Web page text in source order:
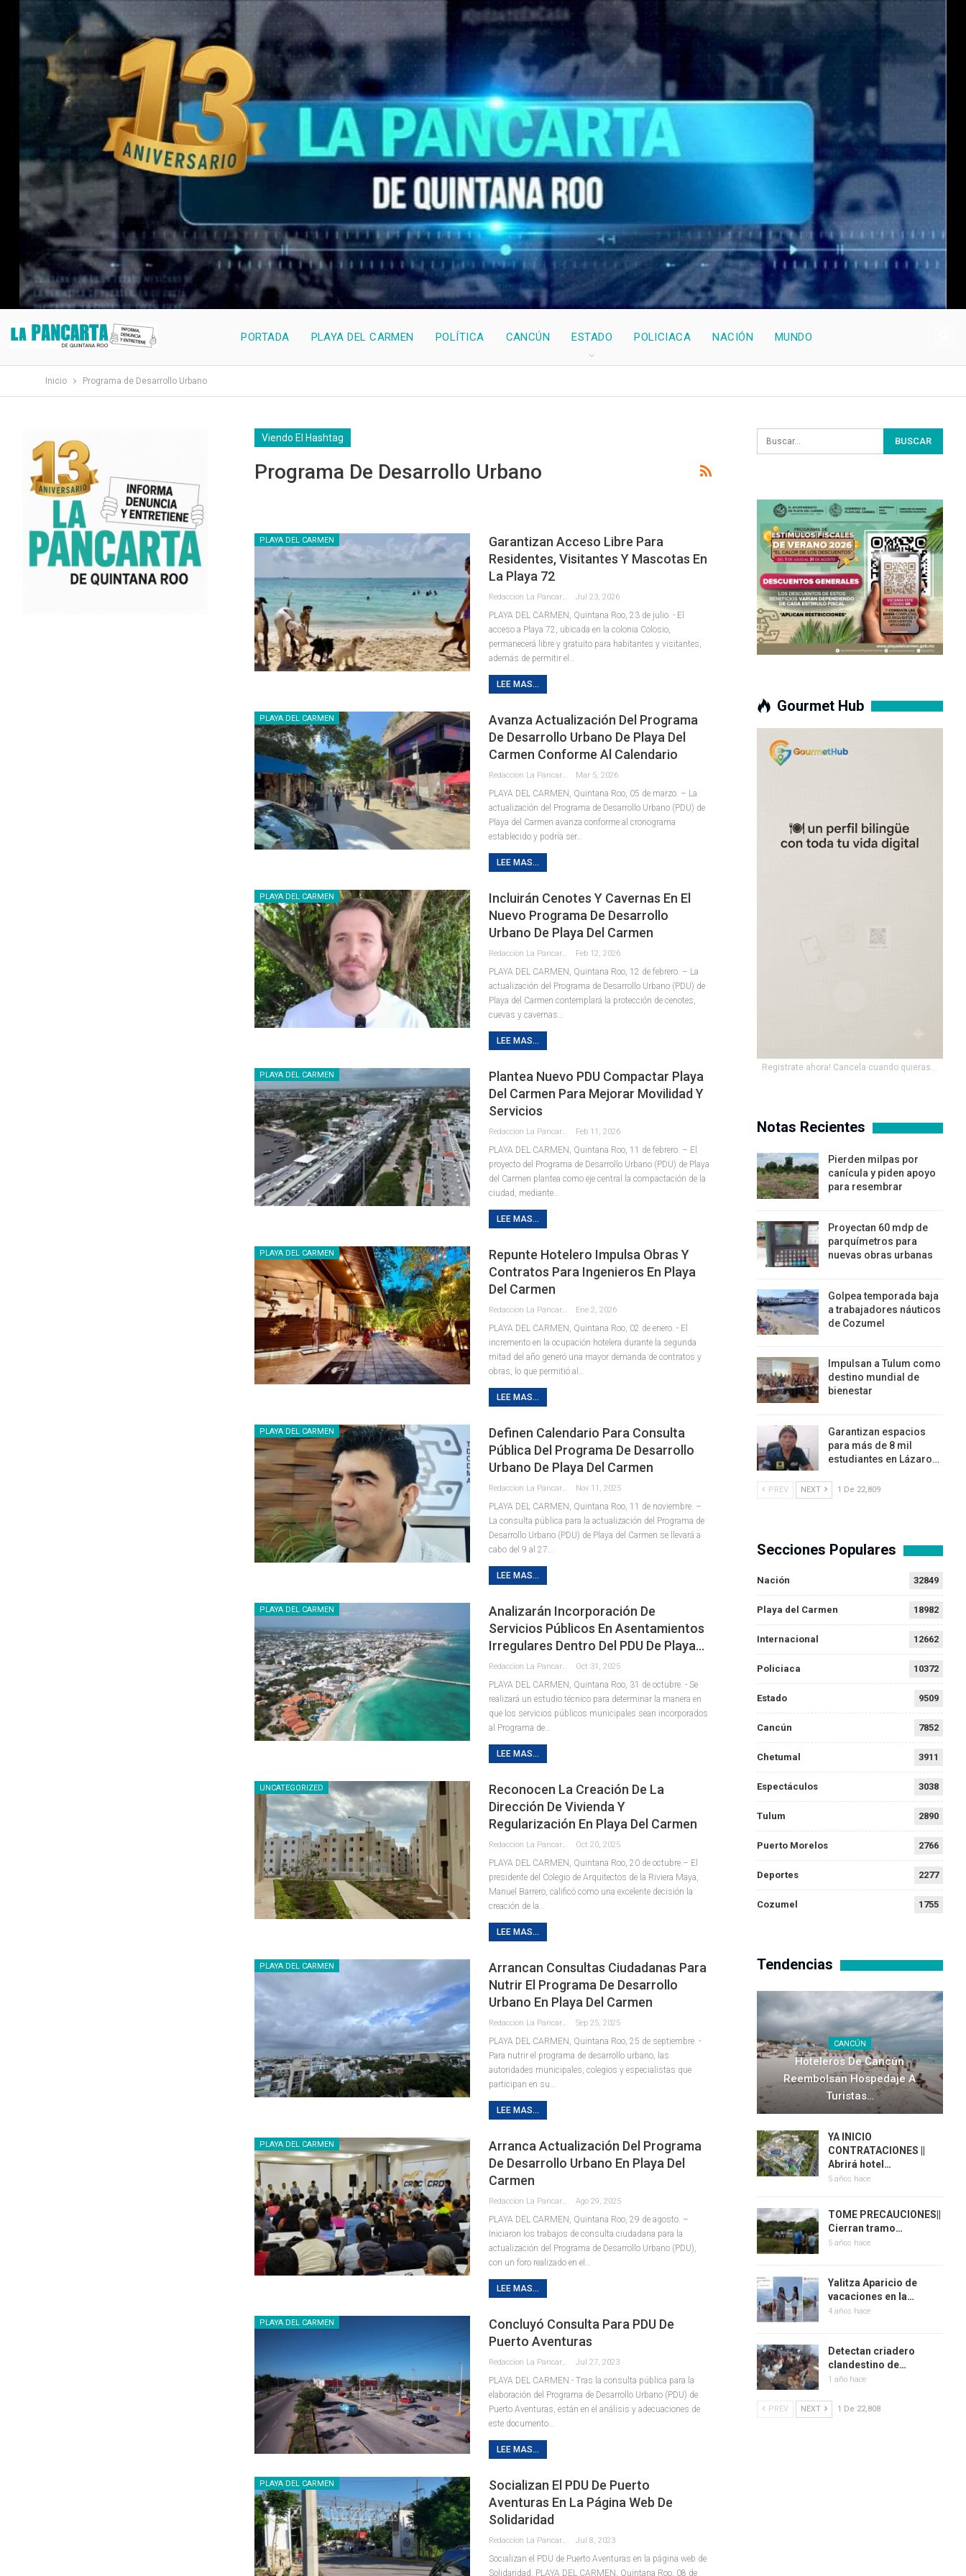
PORTADA PLAYA DEL CARMEN POLÍTICA CANCÚN ESTADO POLICIACA NACIÓN MUNDO
Inicio Programa de Desarrollo Urbano
Viendo El Hashtag
Programa De Desarrollo Urbano
PLAYA DEL CARMEN
Garantizan Acceso Libre Para
Residentes, Visitantes Y Mascotas En
La Playa 72
Jul 23, 2026
PLAYA DEL CARMEN, Quintana Roo, 23 de julio. - El
acceso a Playa 72, ubicada en la colonia Colosio,
permanecerá libre y gratuito para habitantes y visitantes,
además de permitir el
LEE MAS...
PLAYA DEL CARMEN
Avanza Actualización Del Programa
De Desarrollo Urbano De Playa Del
Carmen Conforme Al Calendario
Mar 5, 2026
PLAYA DEL CARMEN, Quintana Roo, 05 de marzo. – La
actualización del Programa de Desarrollo Urbano (PDU) de
Playa del Carmen avanza conforme al cronograma
establecido y podría ser…
LEE MAS...
PLAYA DEL CARMEN
Incluirán Cenotes Y Cavernas En El
Nuevo Programa De Desarrollo
Urbano De Playa Del Carmen
Feb 12, 2026
PLAYA DEL CARMEN, Quintana Roo, 12 de febrero. – La
actualización del Programa de Desarrollo Urbano (PDU) de
Playa del Carmen contemplará la protección de cenotes,
cuevas y cavernas
LEE MAS...
PLAYA DEL CARMEN
Plantea Nuevo PDU Compactar Playa
Del Carmen Para Mejorar Movilidad Y
Servicios
Feb 11, 2026
PLAYA DEL CARMEN, Quintana Roo, 11 de febrero. – El
proyecto del Programa de Desarrollo Urbano (PDU) de Playa
del Carmen plantea como eje central la compactación de la
ciudad, mediante
LEE MAS...
PLAYA DEL CARMEN
Repunte Hotelero Impulsa Obras Y
Contratos Para Ingenieros En Playa
Del Carmen
Ene 2, 2026
PLAYA DEL CARMEN, Quintana Roo, 02 de enero. - El
incremento en la ocupación hotelera durante la segunda
mitad del año generó una mayor demanda de contratos y
obras, lo que permitió al
LEE MAS...
PLAYA DEL CARMEN
Definen Calendario Para Consulta
Pública Del Programa De Desarrollo
Urbano De Playa Del Carmen
Nov 11, 2025
PLAYA DEL CARMEN, Quintana Roo, 11 de noviembre. –
La consulta pública para la actualización del Programa de
Desarrollo Urbano (PDU) de Playa del Carmen se llevará a
cabo del 9 al 27
LEE MAS...
PLAYA DEL CARMEN
Analizarán Incorporación De
Servicios Públicos En Asentamientos
Irregulares Dentro Del PDU De Playa…
Oct 31, 2025
PLAYA DEL CARMEN, Quintana Roo, 31 de octubre. - Se
realizará un estudio técnico para determinar la manera en
que los servicios públicos municipales sean incorporados
al Programa de
LEE MAS...
UNCATEGORIZED
Reconocen La Creación De La
Dirección De Vivienda Y
Regularización En Playa Del Carmen
Oct 20, 2025
PLAYA DEL CARMEN, Quintana Roo, 20 de octubre.– El
presidente del Colegio de Arquitectos de la Riviera Maya,
Manuel Barrero, calificó como una excelente decisión la
creación de la
LEE MAS...
PLAYA DEL CARMEN
Arrancan Consultas Ciudadanas Para
Nutrir El Programa De Desarrollo
Urbano En Playa Del Carmen
Sep 25, 2025
PLAYA DEL CARMEN, Quintana Roo, 25 de septiembre. -
Para nutrir el programa de desarrollo urbano, las
autoridades municipales, colegios y especialistas que
participan en su
LEE MAS...
PLAYA DEL CARMEN
Arranca Actualización Del Programa
De Desarrollo Urbano En Playa Del
Carmen
Ago 29, 2025
PLAYA DEL CARMEN, Quintana Roo, 29 de agosto. –
Iniciaron los trabajos de consulta ciudadana para la
actualización del Programa de Desarrollo Urbano (PDU),
con un foro realizado en el
LEE MAS...
PLAYA DEL CARMEN
Concluyó Consulta Para PDU De
Puerto Aventuras
Jul 27, 2023
PLAYA DEL CARMEN.- Tras la consulta pública para la
elaboración del Programa de Desarrollo Urbano (PDU) de
Puerto Aventuras, están en el análisis y adecuaciones de
este documento
LEE MAS...
PLAYA DEL CARMEN
Socializan El PDU De Puerto
Aventuras En La Página Web De
Solidaridad
Jul 8, 2023
Socializan el PDU de Puerto Aventuras en la página web de
Solidaridad. PLAYA DEL CARMEN, Quintana Roo, 08 de
Gourmet Hub
Registrate ahora! Cancela cuando quieras...
Notas Recientes
Pierden milpas por
canícula y piden apoyo
para resembrar
Proyectan 60 mdp de
parquímetros para
nuevas obras urbanas
Golpea temporada baja
a trabajadores náuticos
de Cozumel
Impulsan a Tulum como
destino mundial de
bienestar
Garantizan espacios
para más de 8 mil
estudiantes en Lázaro…
PREV NEXT 1 De 22,809
Secciones Populares
Nación 32849
Playa del Carmen 18982
Internacional 12662
Policiaca 10372
Estado 9509
Cancún 7852
Chetumal 3911
Espectáculos 3038
Tulum 2890
Puerto Morelos 2766
Deportes 2277
Cozumel 1755
Tendencias
CANCÚN
Hoteleros De Cancún
Reembolsan Hospedaje A
Turistas…
YA INICIO
CONTRATACIONES ||
Abrirá hotel…
5 años hace
TOME PRECAUCIONES||
Cierran tramo…
5 años hace
Yalitza Aparicio de
vacaciones en la…
4 años hace
Detectan criadero
clandestino de…
1 año hace
PREV NEXT 1 De 22,808